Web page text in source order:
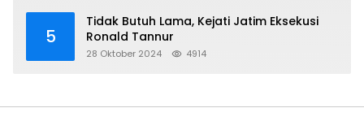
5
Tidak Butuh Lama, Kejati Jatim Eksekusi
Ronald Tannur
28 Oktober 2024 4914